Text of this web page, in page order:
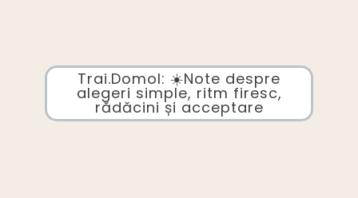
Trai.Domol: ☀️Note despre
alegeri simple, ritm firesc,
rădăcini și acceptare